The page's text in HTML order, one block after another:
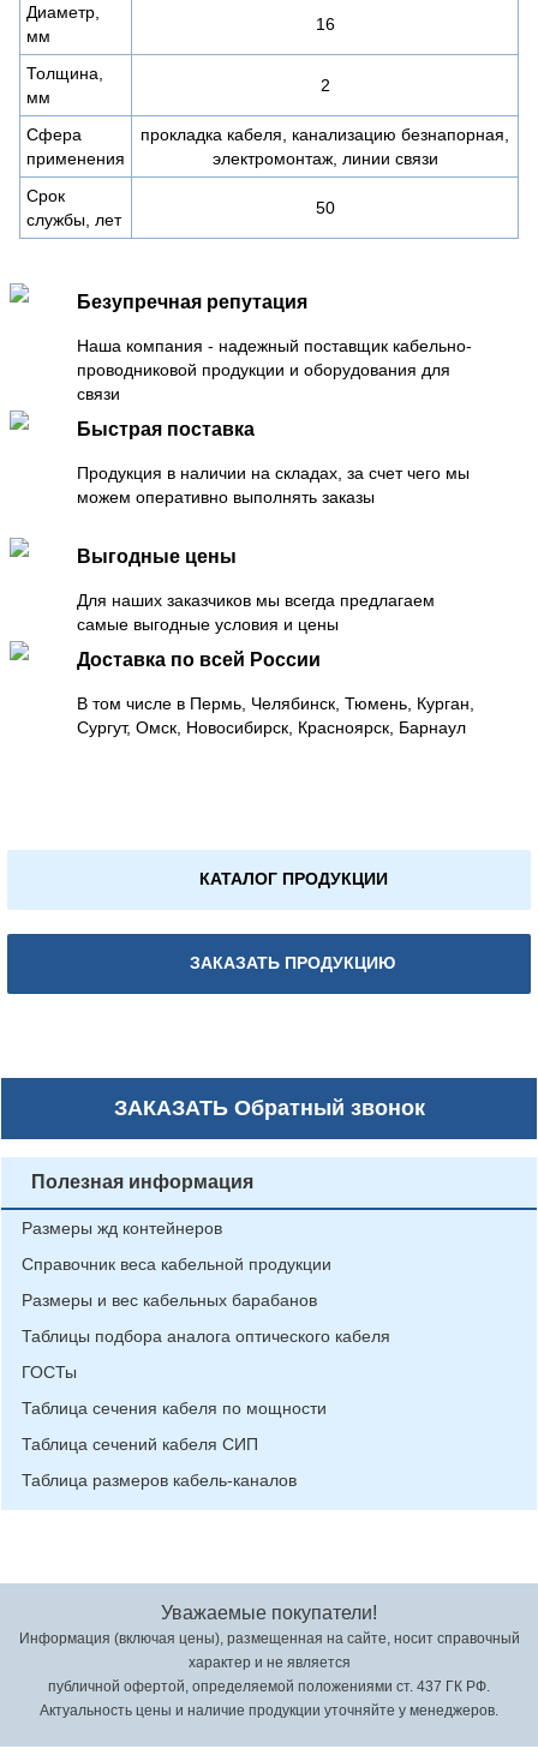
Диаметр,
мм
16
Толщина,
мм
2
Сфера
применения
прокладка кабеля, канализацию безнапорная,
электромонтаж, линии связи
Срок
службы, лет
50
Безупречная репутация
Наша компания - надежный поставщик кабельно-
проводниковой продукции и оборудования для
связи
Быстрая поставка
Продукция в наличии на складах, за счет чего мы
можем оперативно выполнять заказы
Выгодные цены
Для наших заказчиков мы всегда предлагаем
самые выгодные условия и цены
Доставка по всей России
В том числе в Пермь, Челябинск, Тюмень, Курган,
Сургут, Омск, Новосибирск, Красноярск, Барнаул
КАТАЛОГ ПРОДУКЦИИ
ЗАКАЗАТЬ ПРОДУКЦИЮ
ЗАКАЗАТЬОбратный звонок
Полезная информация
Размеры жд контейнеров
Справочник веса кабельной продукции
Размеры и вес кабельных барабанов
Таблицы подбора аналога оптического кабеля
ГОСТы
Таблица сечения кабеля по мощности
Таблица сечений кабеля СИП
Таблица размеров кабель-каналов
Уважаемые покупатели!
Информация (включая цены), размещенная на сайте, носит справочный
характер и не является
публичной офертой, определяемой положениями ст. 437 ГК РФ.
Актуальность цены и наличие продукции уточняйте у менеджеров.